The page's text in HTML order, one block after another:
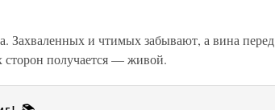
Захваленных и чтимых забывают, а вина перед
сторон получается — живой.